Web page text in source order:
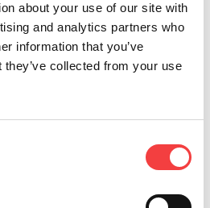
about your use of our site with
and analytics partners who
information that you’ve
collected from your use
News
2026 |
1 Juli